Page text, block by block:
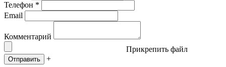
Телефон *
Email
Комментарий
Прикрепить файл
Отправить +